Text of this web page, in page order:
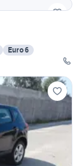
Euro 6